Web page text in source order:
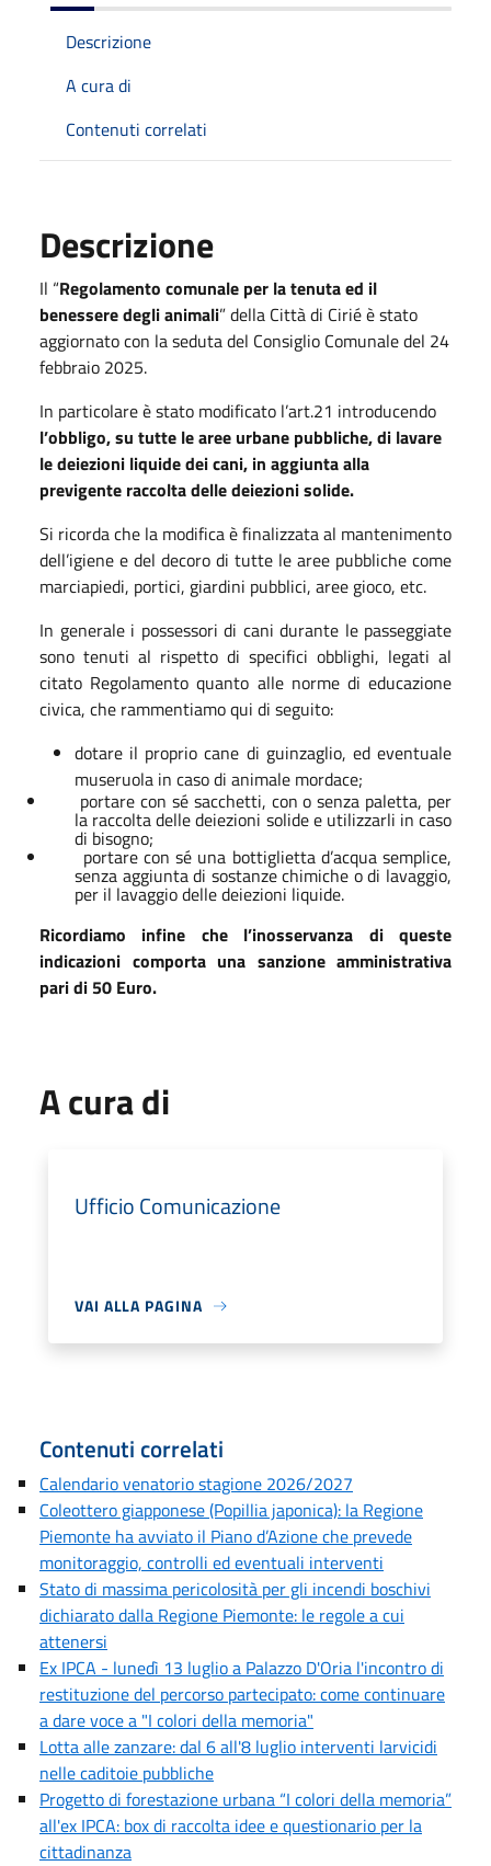
Descrizione
A cura di
Contenuti correlati
Descrizione
Il “Regolamento comunale per la tenuta ed il
benessere degli animali” della Città di Cirié è stato
aggiornato con la seduta del Consiglio Comunale del 24
febbraio 2025.
In particolare è stato modificato l’art.21 introducendo
l’obbligo, su tutte le aree urbane pubbliche, di lavare
le deiezioni liquide dei cani, in aggiunta alla
previgente raccolta delle deiezioni solide.
Si ricorda che la modifica è finalizzata al mantenimento
dell’igiene e del decoro di tutte le aree pubbliche come
marciapiedi, portici, giardini pubblici, aree gioco, etc.
In generale i possessori di cani durante le passeggiate
sono tenuti al rispetto di specifici obblighi, legati al
citato Regolamento quanto alle norme di educazione
civica, che rammentiamo qui di seguito:
dotare il proprio cane di guinzaglio, ed eventuale
museruola in caso di animale mordace;
portare con sé sacchetti, con o senza paletta, per
la raccolta delle deiezioni solide e utilizzarli in caso
di bisogno;
portare con sé una bottiglietta d’acqua semplice,
senza aggiunta di sostanze chimiche o di lavaggio,
per il lavaggio delle deiezioni liquide.
Ricordiamo infine che l’inosservanza di queste
indicazioni comporta una sanzione amministrativa
pari di 50 Euro.
A cura di
Ufficio Comunicazione
VAI ALLA PAGINA
Contenuti correlati
Calendario venatorio stagione 2026/2027
Coleottero giapponese (Popillia japonica): la Regione
Piemonte ha avviato il Piano d’Azione che prevede
monitoraggio, controlli ed eventuali interventi
Stato di massima pericolosità per gli incendi boschivi
dichiarato dalla Regione Piemonte: le regole a cui
attenersi
Ex IPCA - lunedì 13 luglio a Palazzo D'Oria l'incontro di
restituzione del percorso partecipato: come continuare
a dare voce a "I colori della memoria"
Lotta alle zanzare: dal 6 all'8 luglio interventi larvicidi
nelle caditoie pubbliche
Progetto di forestazione urbana “I colori della memoria”
all'ex IPCA: box di raccolta idee e questionario per la
cittadinanza